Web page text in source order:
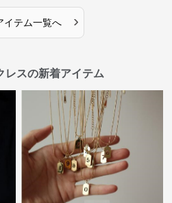
イテム一覧へ ›
レスの新着アイテム